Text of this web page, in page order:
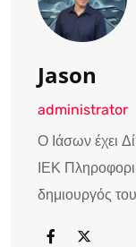
Jason
administrator
Ο Ιάσων έχει
ΙΕΚ
δημιουργός